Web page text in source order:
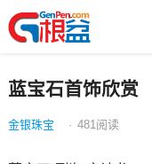
蓝宝石首饰欣赏
金银珠宝 · 481 阅读